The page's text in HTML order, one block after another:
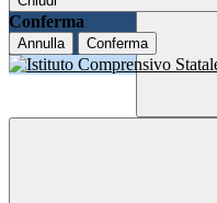
Conferma
Annulla Conferma